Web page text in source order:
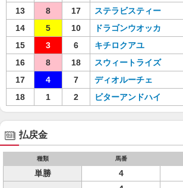
13
8 17 ステラビスティー
14
5 10 ドラゴンウオッカ
15
3 6 キチロクアユ
16
8 18 スウィートライズ
17
4 7 ディオルーチェ
18
1 2 ビターアンドハイ
払戻金
種類 馬番
単勝 4